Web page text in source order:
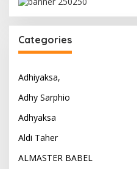
Categories
Adhiyaksa,
Adhy Sarphio
Adhyaksa
Aldi Taher
ALMASTER BABEL